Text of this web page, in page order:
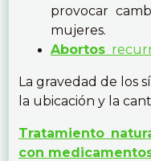
provocar
mujeres.
Abortos
La gravedad de los
la ubicación y la
Tratamiento
con